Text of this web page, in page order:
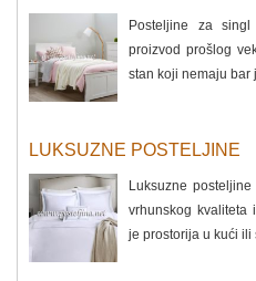
Posteljine za
proizvod prošlog
stan koji nemaju bar
LUKSUZNE POSTELJINE
Luksuzne
vrhunskog kvaliteta
je prostorija u kući ili